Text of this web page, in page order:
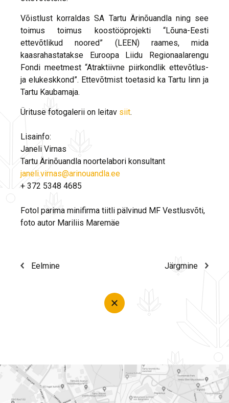
Võistlust korraldas SA Tartu Ärinõuandla ning see
toimus toimus koostööprojekti “Lõuna-Eesti
ettevõtlikud noored” (LEEN) raames, mida
kaasrahastatakse Euroopa Liidu Regionaalarengu
Fondi meetmest “Atraktiivne piirkondlik ettevõtlus-
ja elukeskkond”. Ettevõtmist toetasid ka Tartu linn ja
Tartu Kaubamaja.
Ürituse fotogalerii on leitav siit.
Lisainfo:
Janeli Virnas
Tartu Ärinõuandla noortelabori konsultant
janeli.virnas@arinouandla.ee
+ 372 5348 4685
Fotol parima minifirma tiitli pälvinud MF Vestlusvõti,
foto autor Mariliis Maremäe
Eelmine Järgmine